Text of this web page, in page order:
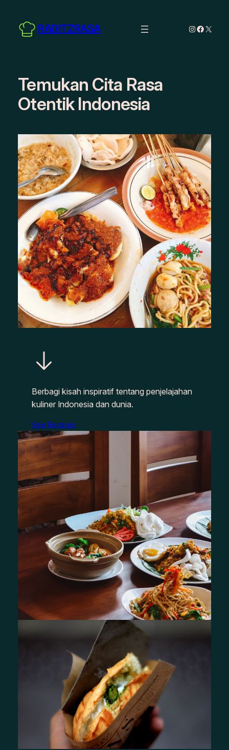
content
RADITZRASA Instagram
X
Temukan Cita Rasa
Otentik Indonesia
Berbagi kisah inspiratif tentang penjelajahan
kuliner Indonesia dan dunia.
See Recipes